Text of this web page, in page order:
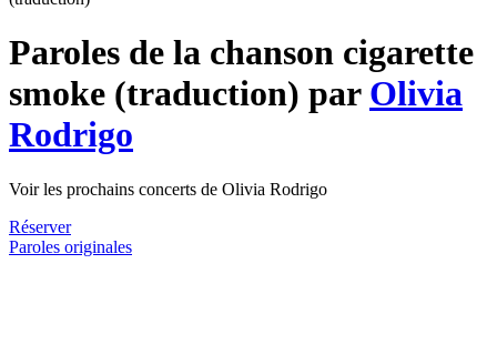
Paroles de la chanson cigarette
smoke (traduction) par Olivia
Rodrigo
Voir les prochains concerts de Olivia Rodrigo
Réserver
Paroles originales